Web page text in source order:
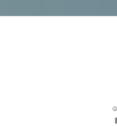
time